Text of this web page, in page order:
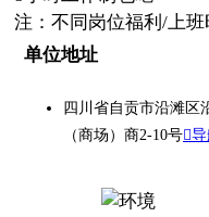
注：不同岗位福利/上班
单位地址
四川省自贡市沿滩区
（商场）商2-10号